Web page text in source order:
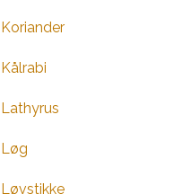
Koriander
Kålrabi
Lathyrus
Løg
Løvstikke